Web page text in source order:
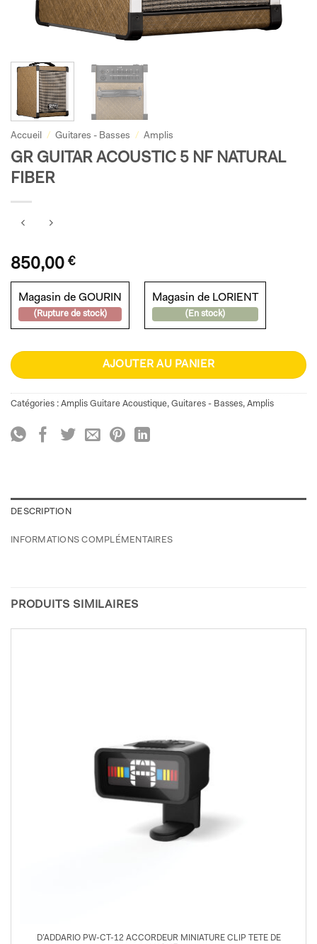
Accueil / Guitares - Basses / Amplis
GR GUITAR ACOUSTIC 5 NF NATURAL
FIBER
850,00 €
Magasin de GOURIN
(Rupture de stock)
Magasin de LORIENT
(En stock)
AJOUTER AU PANIER
Catégories : Amplis Guitare Acoustique, Guitares - Basses, Amplis
DESCRIPTION
INFORMATIONS COMPLÉMENTAIRES
PRODUITS SIMILAIRES
D’ADDARIO PW-CT-12 ACCORDEUR MINIATURE CLIP TETE DE